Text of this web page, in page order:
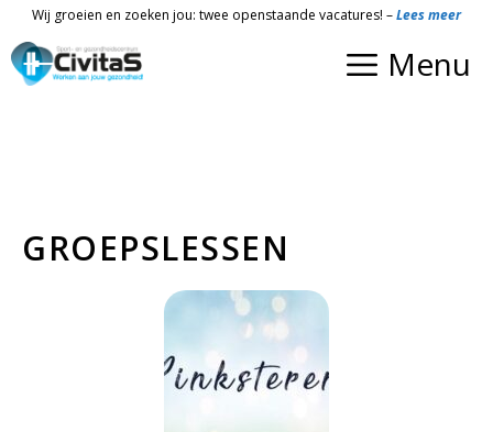
de
inhoud
Wij groeien en zoeken jou: twee openstaande vacatures! –Lees meer
Menu
GROEPSLESSEN